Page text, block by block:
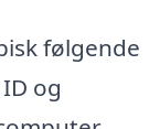
følgende
og